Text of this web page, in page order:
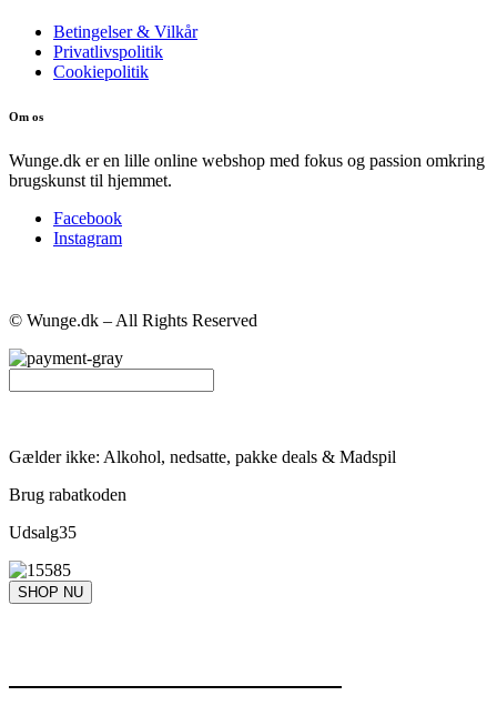
Betingelser & Vilkår
Privatlivspolitik
Cookiepolitik
Om os
Wunge.dk er en lille online webshop med fokus og passion omkring
brugskunst til hjemmet.
Facebook
Instagram
© Wunge.dk – All Rights Reserved
Gælder ikke: Alkohol, nedsatte, pakke deals & Madspil
Brug rabatkoden
Udsalg35
SHOP NU